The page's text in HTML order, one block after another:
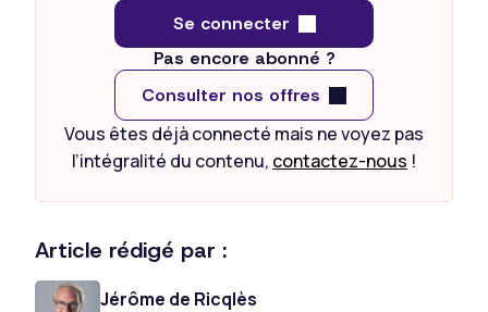
Article rédigé par :
Jérôme de Ricqlès
Se connecter
Pas encore abonné ?
Consulter nos offres
Vous êtes déjà connecté mais ne voyez pas
l’intégralité du contenu, contactez-nous !